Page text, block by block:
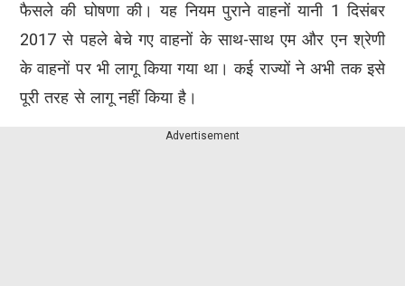
फैसले की घोषणा की। यह नियम पुराने वाहनों यानी 1 दिसंबर
2017 से पहले बेचे गए वाहनों के साथ-साथ एम और एन श्रेणी
के वाहनों पर भी लागू किया गया था। कई राज्यों ने अभी तक इसे
पूरी तरह से लागू नहीं किया है।
Advertisement